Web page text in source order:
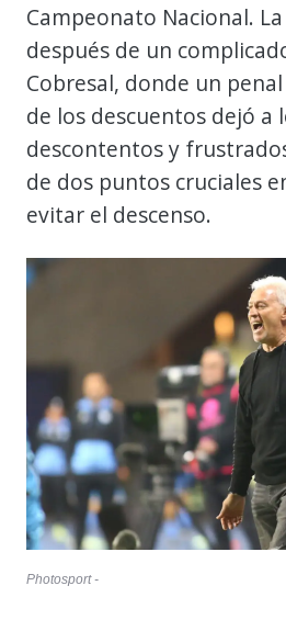
Campeonato Nacional.
después de un
Cobresal, donde un
de los descuentos dejó a
descontentos y
de dos puntos cruciales
evitar el descenso.
Photosport -